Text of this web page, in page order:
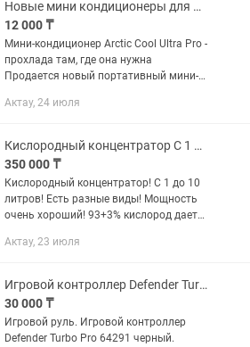
Новые мини кондиционеры для дома, офиса, авто бесплатная доставка
12 000 ₸
Мини-кондиционер Arctic Cool Ultra Pro -
прохлада там, где она нужна
Продается новый портативный мини-
Отличное решение для дома, офиса,
Актау, 24 июля
Кислородный концентратор С 1 до 10 литров новый упаковке
350 000 ₸
Кислородный концентратор! С 1 до 10
литров! Есть разные виды! Мощность
очень хороший! 93+3% кислород дает
Актау, 23 июля
Игровой контроллер Defender Turbo Pro 64291 черный. Игровой руль
30 000 ₸
Игровой руль. Игровой контроллер
Defender Turbo Pro 64291 черный.